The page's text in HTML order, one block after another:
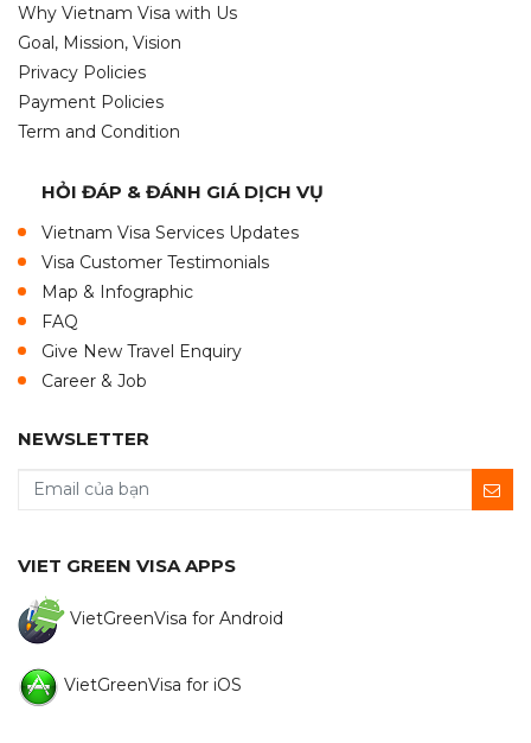
Why Vietnam Visa with Us
Goal, Mission, Vision
Privacy Policies
Payment Policies
Term and Condition
HỎI ĐÁP & ĐÁNH GIÁ DỊCH VỤ
Vietnam Visa Services Updates
Visa Customer Testimonials
Map & Infographic
FAQ
Give New Travel Enquiry
Career & Job
NEWSLETTER
VIET GREEN VISA APPS
VietGreenVisa for Android
VietGreenVisa for iOS